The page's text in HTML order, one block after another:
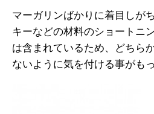
マーガリンばかりに着目しが
キーなどの材料のショートニ
は含まれているため、どちら
ないように気を付ける事がも